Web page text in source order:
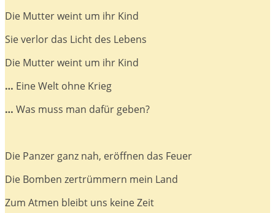
Die Mutter weint um ihr Kind
Sie verlor das Licht des Lebens
Die Mutter weint um ihr Kind
… Eine Welt ohne Krieg
… Was muss man dafür geben?
Die Panzer ganz nah, eröffnen das Feuer
Die Bomben zertrümmern mein Land
Zum Atmen bleibt uns keine Zeit